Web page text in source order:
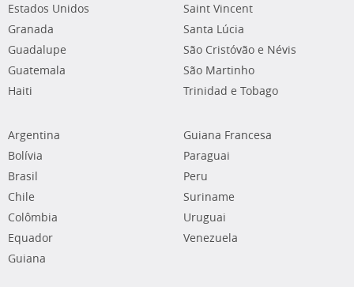
Estados Unidos
Granada
Guadalupe
Guatemala
Haiti
Saint Vincent
Santa Lúcia
São Cristóvão e Névis
São Martinho
Trinidad e Tobago
Argentina
Bolívia
Brasil
Chile
Colômbia
Equador
Guiana
Guiana Francesa
Paraguai
Peru
Suriname
Uruguai
Venezuela